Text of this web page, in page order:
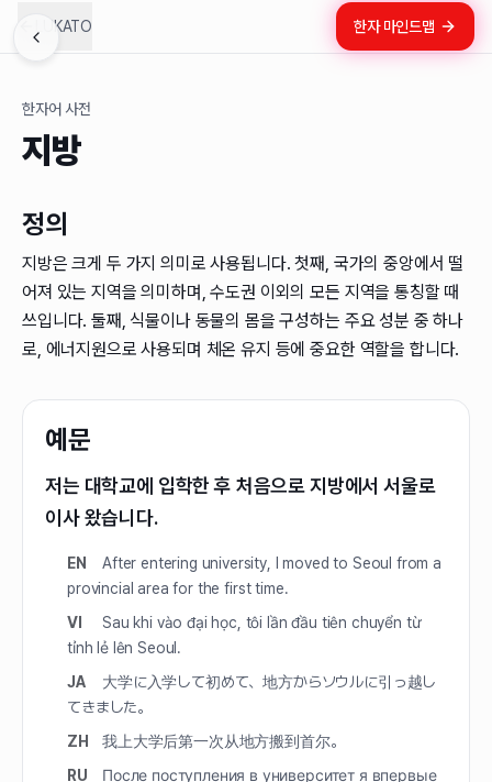
LUKATO 한자 마인드맵
한자어 사전
지방
정의
지방은 크게 두 가지 의미로 사용됩니다. 첫째, 국가의 중앙에서 떨
어져 있는 지역을 의미하며, 수도권 이외의 모든 지역을 통칭할 때
쓰입니다. 둘째, 식물이나 동물의 몸을 구성하는 주요 성분 중 하나
로, 에너지원으로 사용되며 체온 유지 등에 중요한 역할을 합니다.
예문
저는 대학교에 입학한 후 처음으로 지방에서 서울로
이사 왔습니다.
EN
After entering university, I moved to Seoul from a
provincial area for the first time.
VI
Sau khi vào đại học, tôi lần đầu tiên chuyển từ
tỉnh lẻ lên Seoul.
JA
大学に入学して初めて、地方からソウルに引っ越し
てきました。
ZH
我上大学后第一次从地方搬到首尔。
RU
После поступления в университет я впервые